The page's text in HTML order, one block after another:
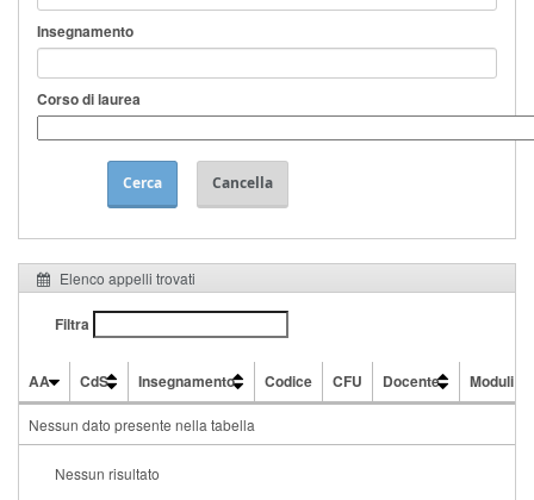
Insegnamento
Corso di laurea
Cerca Cancella
Elenco appelli trovati
Filtra
AA CdS Insegnamento Codice CFU Docente
Moduli
Nessun dato presente nella tabella
Nessun risultato